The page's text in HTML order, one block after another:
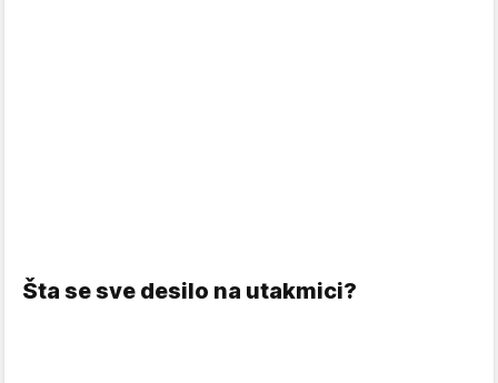
Šta se sve desilo na utakmici?